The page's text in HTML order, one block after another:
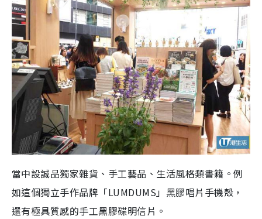
當中設誠品獨家雜貨、手工藝品、生活風格類書籍。例
如這個獨立手作品牌「LUMDUMS」黑膠唱片手機殼，
還有極具質感的手工黑膠碟明信片。